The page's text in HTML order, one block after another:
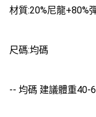
材質:20%尼龍+80%
尺碼:均碼
-- 均碼 建議體重40-